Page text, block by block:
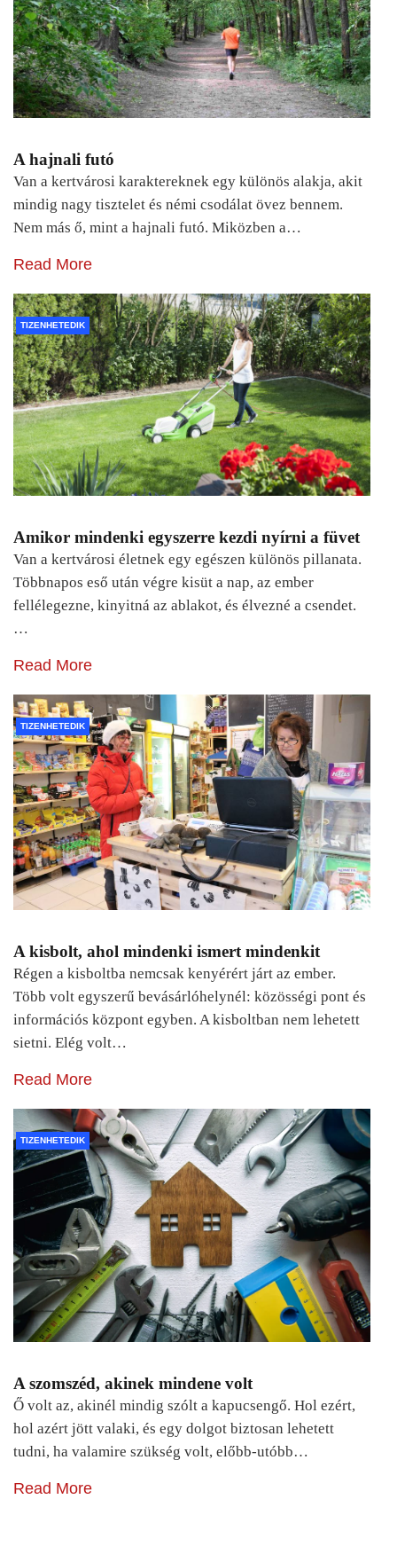
A hajnali futó
Van a kertvárosi karaktereknek egy különös alakja, akit
mindig nagy tisztelet és némi csodálat övez bennem.
Nem más ő, mint a hajnali futó. Miközben a…
Read More
TIZENHETEDIK
Amikor mindenki egyszerre kezdi nyírni a füvet
Van a kertvárosi életnek egy egészen különös pillanata.
Többnapos eső után végre kisüt a nap, az ember
fellélegezne, kinyitná az ablakot, és élvezné a csendet.
…
Read More
TIZENHETEDIK
A kisbolt, ahol mindenki ismert mindenkit
Régen a kisboltba nemcsak kenyérért járt az ember.
Több volt egyszerű bevásárlóhelynél: közösségi pont és
információs központ egyben. A kisboltban nem lehetett
sietni. Elég volt…
Read More
TIZENHETEDIK
A szomszéd, akinek mindene volt
Ő volt az, akinél mindig szólt a kapucsengő. Hol ezért,
hol azért jött valaki, és egy dolgot biztosan lehetett
tudni, ha valamire szükség volt, előbb-utóbb…
Read More